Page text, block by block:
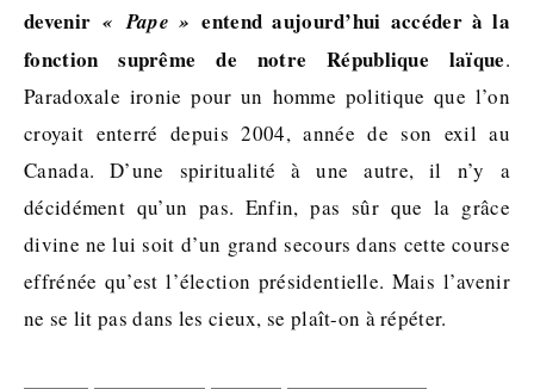
devenir« Pape » entend aujourd’hui accéder à la
fonction suprême de notre République laïque.
Paradoxale ironie pour un homme politique que l’on
croyait enterré depuis 2004, année de son exil au
Canada. D’une spiritualité à une autre, il n’y a
décidément qu’un pas. Enfin, pas sûr que la grâce
divine ne lui soit d’un grand secours dans cette course
effrénée qu’est l’élection présidentielle. Mais l’avenir
ne se lit pas dans les cieux, se plaît-on à répéter.